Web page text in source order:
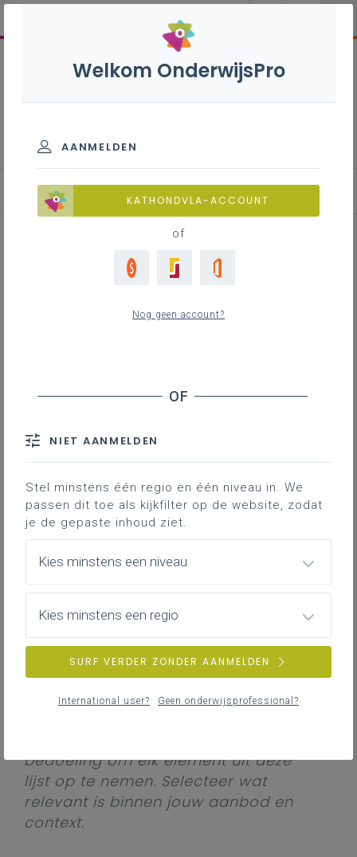
Evalueren van de onderzoekscompetentie
Downloads
Onderzoekscompetentiebiedt jou
als leraar handvatten om de
onderzoekscompetentie gericht te
evalueren. Vertrekpunt daarbij is de
doelstelling van de OC: het
doorlopen van een
onderzoekscyclus met onderliggend
de mate waarin de leerling een
onderzoekende houding ontwikkelt.
Onderstaande voorbeelden bieden
bedoeling om elk element uit deze
lijst op te nemen. Selecteer wat
relevant is binnen jouw aanbod en
context.
Welkom OnderwijsPro
AANMELDEN
KATHONDVLA-ACCOUNT
of
Nog geen account?
NIET AANMELDEN
Stel minstens één regio en één niveau in. We
passen dit toe als kijkfilter op de website, zodat
je de gepaste inhoud ziet.
Kies minstens een niveau
Kies minstens een regio
SURF VERDER ZONDER AANMELDEN
International user? Geen onderwijsprofessional?